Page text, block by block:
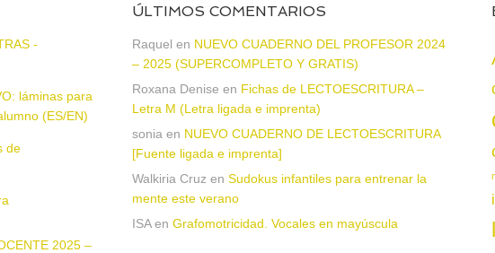
-
láminas para
(ES/EN)
de
2025 –
ÚLTIMOS COMENTARIOS
Raquel en NUEVO CUADERNO DEL PROFESOR 2024
– 2025 (SUPERCOMPLETO Y GRATIS)
Roxana Denise en Fichas de LECTOESCRITURA –
Letra M (Letra ligada e imprenta)
sonia en NUEVO CUADERNO DE LECTOESCRITURA
[Fuente ligada e imprenta]
Walkiria Cruz en Sudokus infantiles para entrenar la
mente este verano
ISAen Grafomotricidad. Vocales en mayúscula